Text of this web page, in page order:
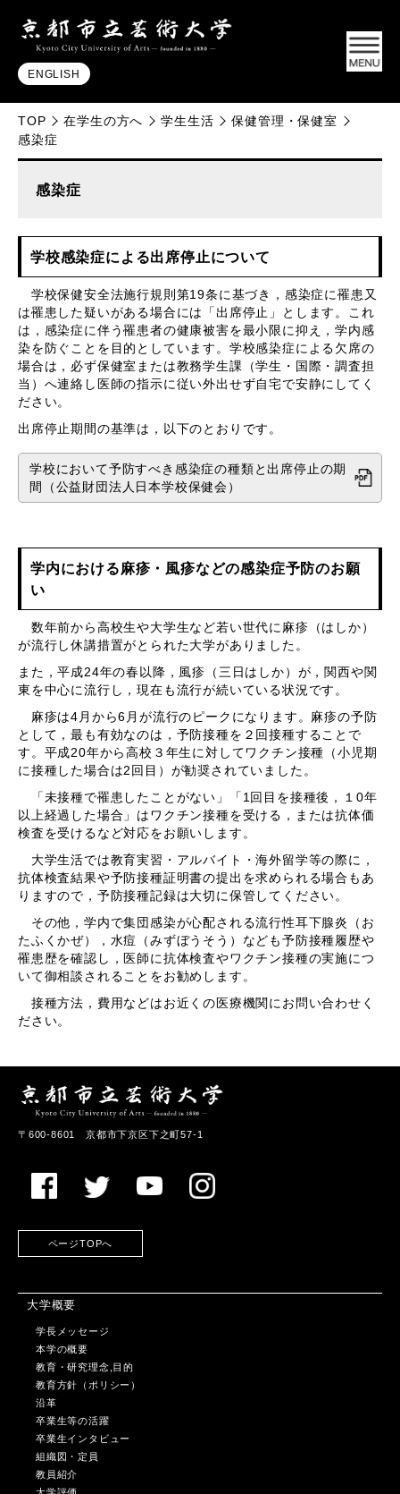
ENGLISH
TOP 在学生の方へ 学生生活
保健管理・保健室
感染症
感染症
学校感染症による出席停止について
学校保健安全法施行規則第19条に基づき，感染症に罹患又
は罹患した疑いがある場合には「出席停止」とします。これ
は，感染症に伴う罹患者の健康被害を最小限に抑え，学内感
染を防ぐことを目的としています。学校感染症による欠席の
場合は，必ず保健室または教務学生課（学生・国際・調査担
当）へ連絡し医師の指示に従い外出せず自宅で安静にしてく
ださい。
出席停止期間の基準は，以下のとおりです。
学校において予防すべき感染症の種類と出席停止の期
間（公益財団法人日本学校保健会）
学内における麻疹・風疹などの感染症予防のお願
い
数年前から高校生や大学生など若い世代に麻疹（はしか）
が流行し休講措置がとられた大学がありました。
また，平成24年の春以降，風疹（三日はしか）が，関西や関
東を中心に流行し，現在も流行が続いている状況です。
麻疹は4月から6月が流行のピークになります。麻疹の予防
として，最も有効なのは，予防接種を２回接種することで
す。平成20年から高校３年生に対してワクチン接種（小児期
に接種した場合は2回目）が勧奨されていました。
「未接種で罹患したことがない」「1回目を接種後，１0年
以上経過した場合」はワクチン接種を受ける，または抗体価
検査を受けるなど対応をお願いします。
大学生活では教育実習・アルバイト・海外留学等の際に，
抗体検査結果や予防接種証明書の提出を求められる場合もあ
りますので，予防接種記録は大切に保管してください。
その他，学内で集団感染が心配される流行性耳下腺炎（お
たふくかぜ），水痘（みずぼうそう）なども予防接種履歴や
罹患歴を確認し，医師に抗体検査やワクチン接種の実施につ
いて御相談されることをお勧めします。
接種方法，費用などはお近くの医療機関にお問い合わせく
ださい。
〒600-8601 京都市下京区下之町57-1
ページTOPへ
大学概要
学長メッセージ
本学の概要
教育・研究理念,目的
教育方針（ポリシー）
沿革
卒業生等の活躍
卒業生インタビュー
組織図・定員
教員紹介